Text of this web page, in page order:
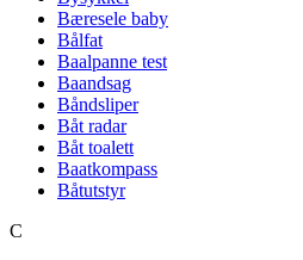
Bæresele baby
Bålfat
Baalpanne test
Baandsag
Båndsliper
Båt radar
Båt toalett
Baatkompass
Båtutstyr
C